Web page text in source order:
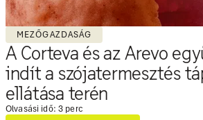
MEZŐGAZDASÁG
A Corteva és az Arevo
indít a szójatermesztés
ellátása terén
Olvasási idő: 3 perc